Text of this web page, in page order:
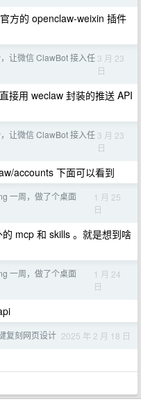
方的 openclaw-weixin 插件
让微信 ClawBot 接入任 3 月 23
日
接用 weclaw 封装的推送 API
让微信 ClawBot 接入任 3 月 23
日
accounts 下面可以看到
一周，做了个桌面
1 月 25
日
mcp 和 skills 。就是想到啥
一周，做了个桌面
1 月 24
日
复刻网页设计 2025 年 2 月 18 日